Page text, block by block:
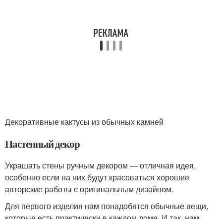
Декоративные кактусы из обычных камней
Настенный декор
Украшать стены ручным декором — отличная идея,
особенно если на них будут красоваться хорошие
авторские работы с оригинальным дизайном.
Для первого изделия нам понадобятся обычные вещи,